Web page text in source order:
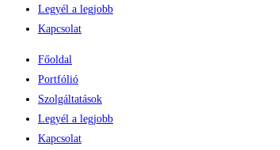
Legyél a legjobb
Kapcsolat
Főoldal
Portfólió
Szolgáltatások
Legyél a legjobb
Kapcsolat